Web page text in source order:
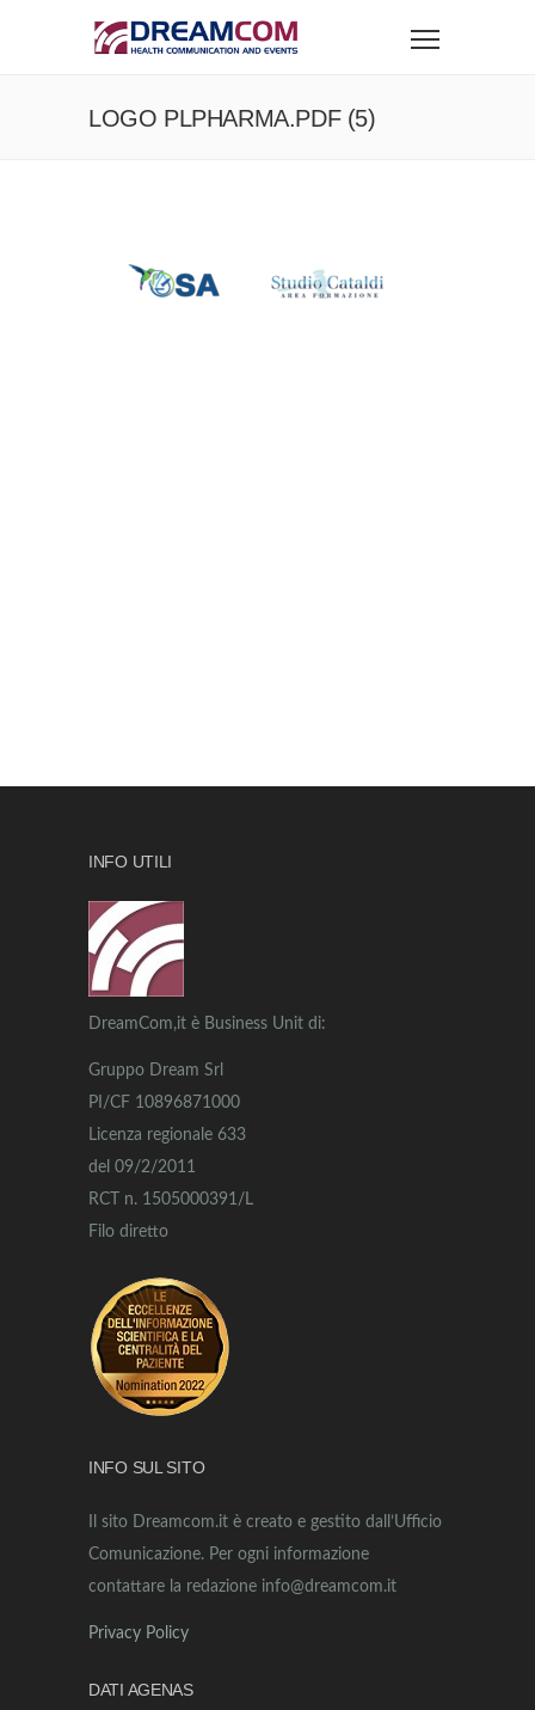
LOGO PLPHARMA.PDF (5)
INFO UTILI
DreamCom,it è Business Unit di:
Gruppo Dream Srl
PI/CF 10896871000
Licenza regionale 633
del 09/2/2011
RCT n. 1505000391/L
Filo diretto
INFO SUL SITO
Il sito Dreamcom.it è creato e gestito dall’Ufficio
Comunicazione. Per ogni informazione
contattare la redazione info@dreamcom.it
Privacy Policy
DATI AGENAS